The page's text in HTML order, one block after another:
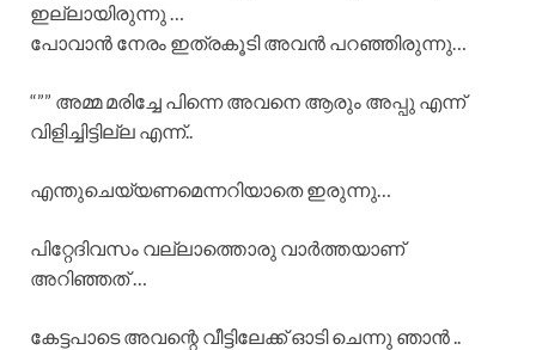
ഇല്ലായിരുന്നു …
പോവാൻ നേരം ഇത്രകൂടി അവൻ പറഞ്ഞിരുന്നു…
“”” അമ്മ മരിച്ചേ പിന്നെ അവനെ ആരും അപ്പു എന്ന്
വിളിച്ചിട്ടില്ല എന്ന്..
എന്തുചെയ്യണമെന്നറിയാതെ ഇരുന്നു…
പിറ്റേദിവസം വല്ലാത്തൊരു വാർത്തയാണ്
അറിഞ്ഞത് …
കേട്ടപാടെ അവന്റെ വീട്ടിലേക്ക് ഓടി ചെന്നു ഞാൻ ..